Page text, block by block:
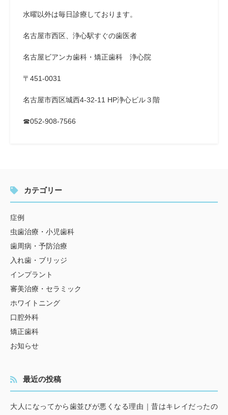
水曜以外は毎日診療しております。
名古屋市西区、浄心駅すぐの歯医者
名古屋ビアンカ歯科・矯正歯科 浄心院
〒451-0031
名古屋市西区城西4-32-11 HP浄心ビル３階
☎052-908-7566
カテゴリー
症例
虫歯治療・小児歯科
歯周病・予防治療
入れ歯・ブリッジ
インプラント
審美治療・セラミック
ホワイトニング
口腔外科
矯正歯科
お知らせ
最近の投稿
大人になってから歯並びが悪くなる理由｜昔はキレイだったの